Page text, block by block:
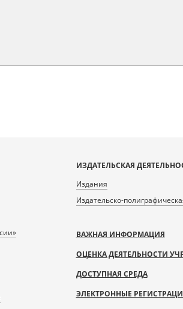
ИЗДАТЕЛЬСКАЯ
Издания
Издательско-
ВАЖНАЯ ИНФОРМАЦИЯ
ОЦЕНКА ДЕЯТЕЛЬНОСТИ
ДОСТУПНАЯ СРЕДА
ЭЛЕКТРОННЫЕ